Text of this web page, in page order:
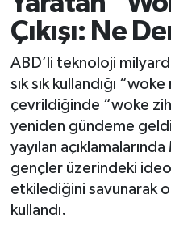
Çıkışı: Ne
ABD’li teknoloji
sık sık kullandığı
çevrildiğinde “woke
yeniden gündeme
yayılan
gençler üzerindeki
etkilediğini savunarak
kullandı.
Mevzuat